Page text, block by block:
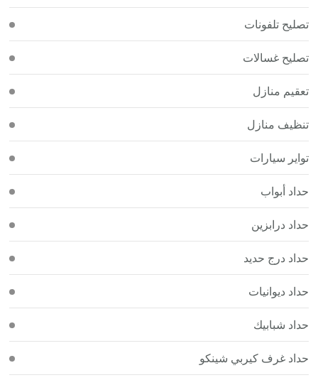
تصليح تلفونات
تصليح غسالات
تعقيم منازل
تنظيف منازل
تواير سيارات
حداد أبواب
حداد درابزين
حداد درج حديد
حداد ديوانيات
حداد شبابيك
حداد غرف كيربي شينكو